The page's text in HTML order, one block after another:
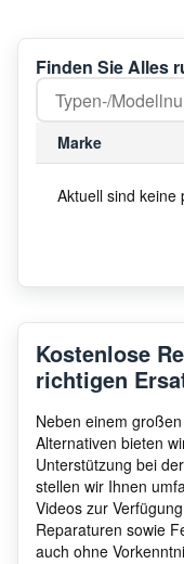
Finden Sie Alles
Marke
Aktuell sind keine
Kostenlose
richtigen
Neben einem
Alternativen bieten
Unterstützung bei
stellen wir Ihnen
Videos zur
Reparaturen sowie
auch ohne